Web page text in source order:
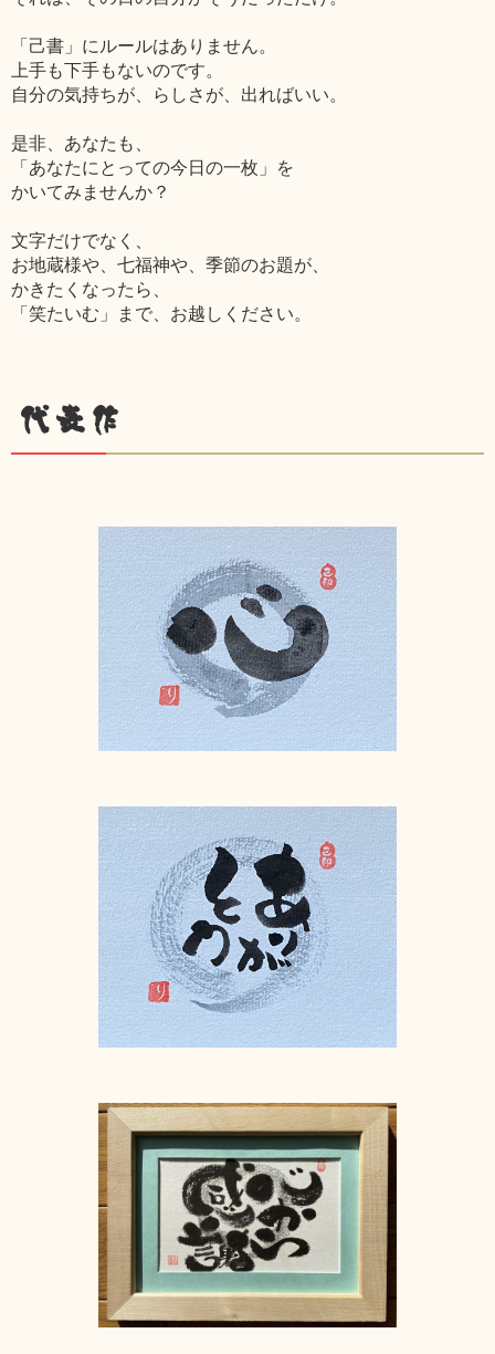
「己書」にルールはありません。
上手も下手もないのです。
自分の気持ちが、らしさが、出ればいい。
是非、あなたも、
「あなたにとっての今日の一枚」を
かいてみませんか？
文字だけでなく、
お地蔵様や、七福神や、季節のお題が、
かきたくなったら、
「笑たいむ」まで、お越しください。
代表作